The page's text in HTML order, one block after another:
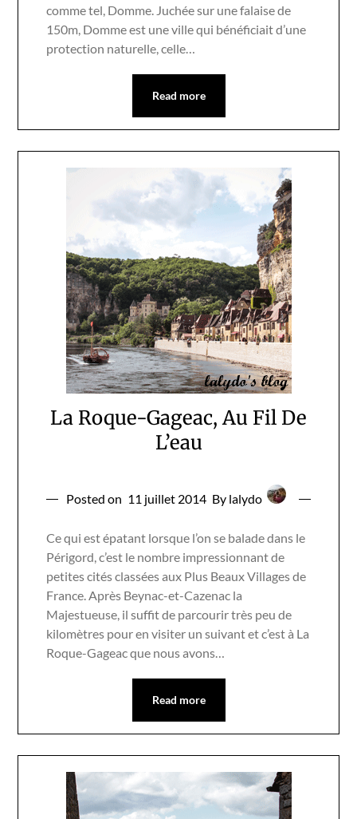
comme tel, Domme. Juchée sur une falaise de
150m, Domme est une ville qui bénéficiait d’une
protection naturelle, celle…
Read more
La Roque-Gageac, Au Fil De
L’eau
Posted on 11 juillet 2014 By lalydo
Ce qui est épatant lorsque l’on se balade dans le
Périgord, c’est le nombre impressionnant de
petites cités classées aux Plus Beaux Villages de
France. Après Beynac-et-Cazenac la
Majestueuse, il suffit de parcourir très peu de
kilomètres pour en visiter un suivant et c’est à La
Roque-Gageac que nous avons…
Read more